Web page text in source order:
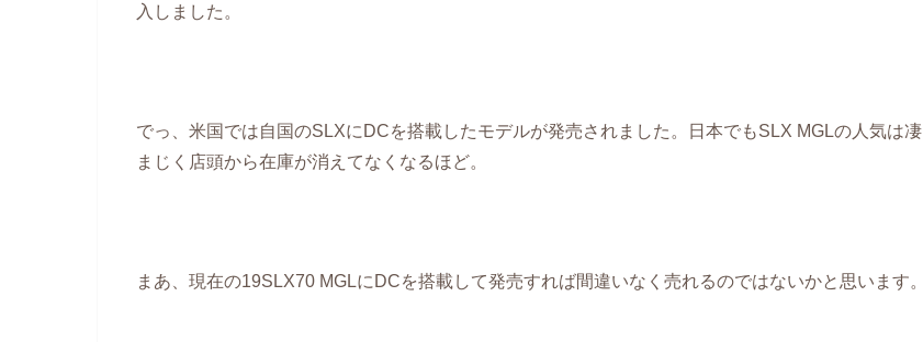
入しました。
でっ、米国では自国のSLXにDCを搭載したモデルが発売されました。日本でもSLX MGLの人気は凄
まじく店頭から在庫が消えてなくなるほど。
まあ、現在の19SLX70 MGLにDCを搭載して発売すれば間違いなく売れるのではないかと思います。